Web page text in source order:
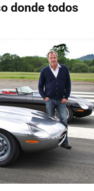
donde todos